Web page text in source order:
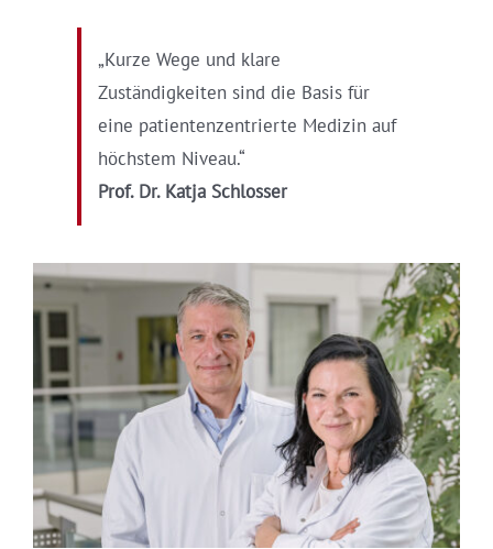
„Kurze Wege und klare
Zuständigkeiten sind die Basis für
eine patientenzentrierte Medizin auf
höchstem Niveau.“
Prof. Dr. Katja Schlosser